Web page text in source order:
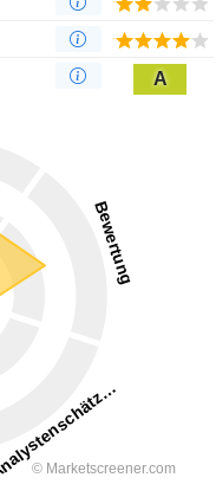
A